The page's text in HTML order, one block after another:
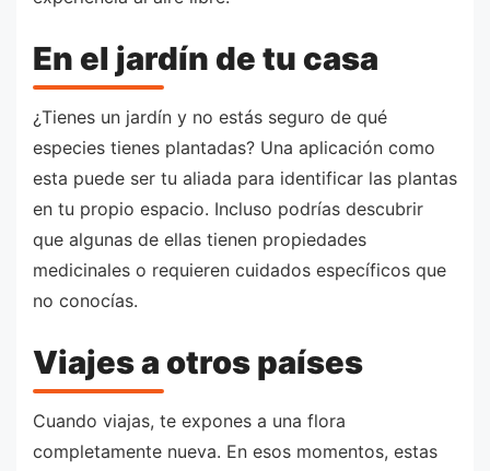
En el jardín de tu casa
¿Tienes un jardín y no estás seguro de qué
especies tienes plantadas? Una aplicación como
esta puede ser tu aliada para identificar las plantas
en tu propio espacio. Incluso podrías descubrir
que algunas de ellas tienen propiedades
medicinales o requieren cuidados específicos que
no conocías.
Viajes a otros países
Cuando viajas, te expones a una flora
completamente nueva. En esos momentos, estas